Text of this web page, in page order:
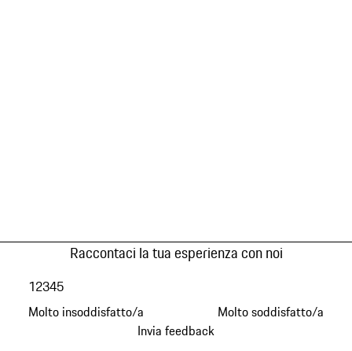
Raccontaci la tua esperienza con noi
Molto insoddisfatto/a
12345
Molto soddisfatto/a
Invia feedback